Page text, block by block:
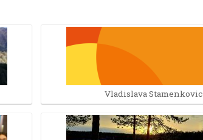
Vladislava Stamenkovic